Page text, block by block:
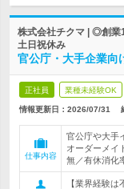
株式会社チクマ | ◎創
土日祝休み
官公庁・大手企業向
正社員 業種未経験OK
情報更新日：2026/07/31
仕事内容
官公庁や大手
オーダーメイ
無／有休消化
【業界経験